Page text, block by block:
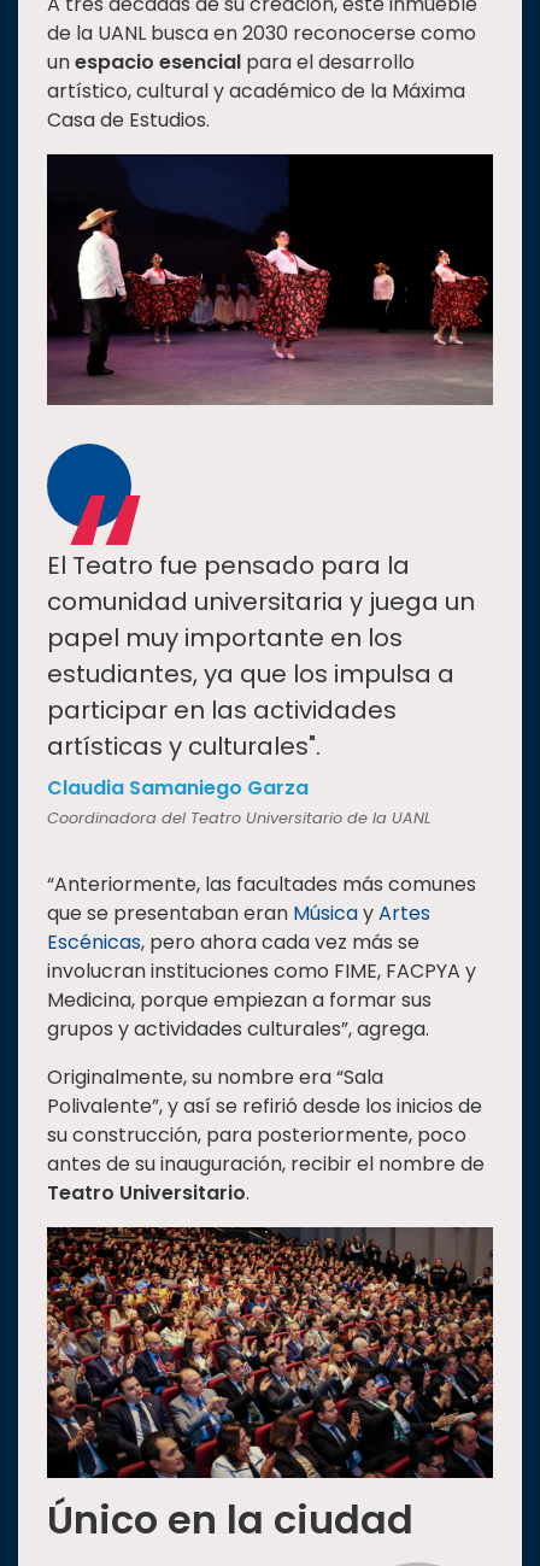
Rectoría
Investigación
Internacionalización
Vinculación
Historia
Universiada
Nacional
de la UANL busca en 2030 reconocerse como
unespacio esencial para el desarrollo
artístico, cultural y académico de la Máxima
Casa de Estudios.
“
El Teatro fue pensado para la
comunidad universitaria y juega un
papel muy importante en los
estudiantes, ya que los impulsa a
participar en las actividades
artísticas y culturales".
Claudia Samaniego Garza
Coordinadora del Teatro Universitario de la UANL
“Anteriormente, las facultades más comunes
que se presentaban eran MúsicayArtes
Escénicas, pero ahora cada vez más se
involucran instituciones como FIME, FACPYA y
Medicina, porque empiezan a formar sus
grupos y actividades culturales”, agrega.
Originalmente, su nombre era “Sala
Polivalente”, y así se refirió desde los inicios de
su construcción, para posteriormente, poco
antes de su inauguración, recibir el nombre de
Teatro Universitario.
Único en la ciudad